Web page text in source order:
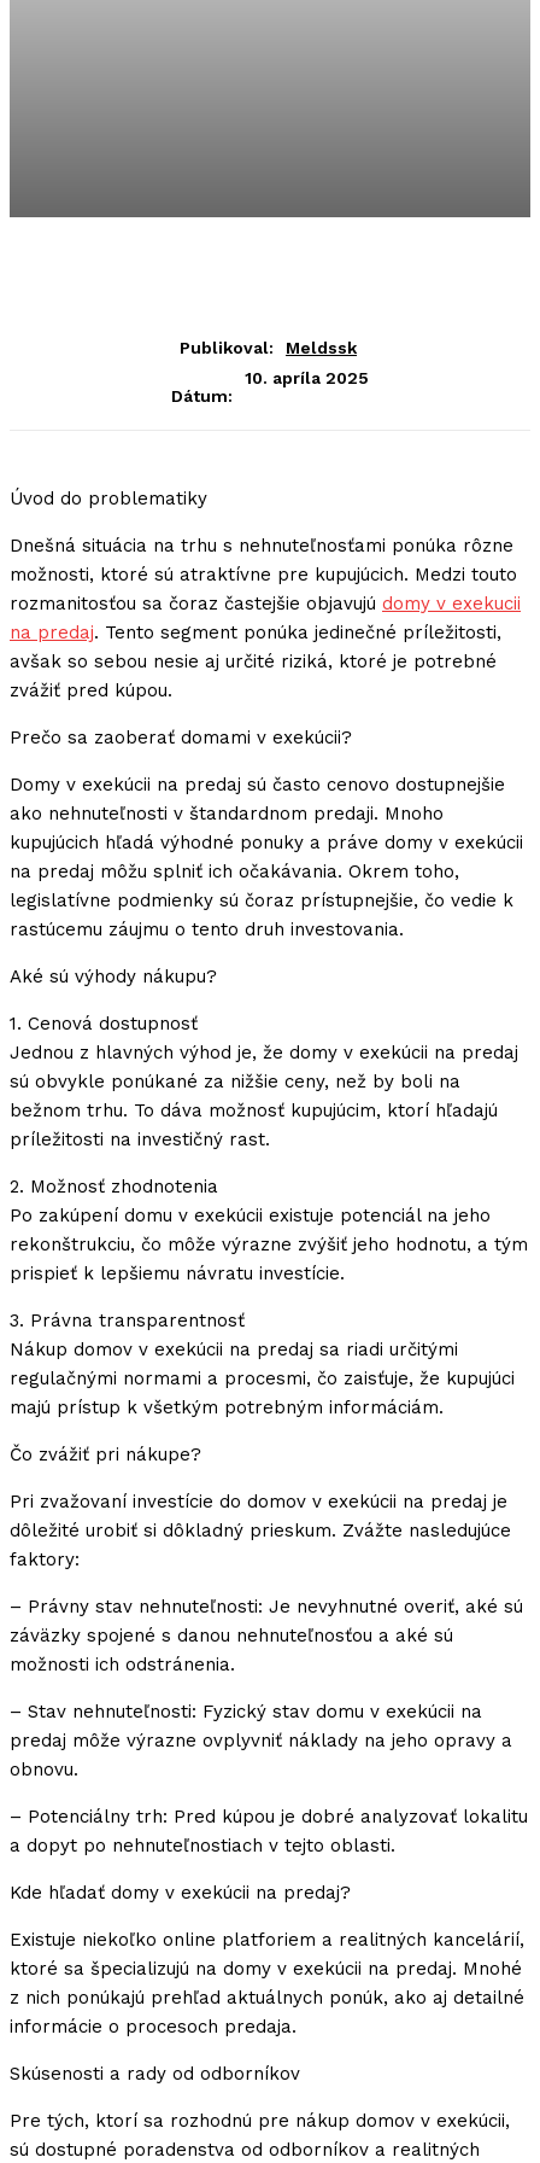
Publikoval: Meldssk
Dátum:
10. apríla 2025
Úvod do problematiky
Dnešná situácia na trhu s nehnuteľnosťami ponúka rôzne
možnosti, ktoré sú atraktívne pre kupujúcich. Medzi touto
rozmanitosťou sa čoraz častejšie objavujú domy v exekucii
na predaj. Tento segment ponúka jedinečné príležitosti,
avšak so sebou nesie aj určité riziká, ktoré je potrebné
zvážiť pred kúpou.
Prečo sa zaoberať domami v exekúcii?
Domy v exekúcii na predaj sú často cenovo dostupnejšie
ako nehnuteľnosti v štandardnom predaji. Mnoho
kupujúcich hľadá výhodné ponuky a práve domy v exekúcii
na predaj môžu splniť ich očakávania. Okrem toho,
legislatívne podmienky sú čoraz prístupnejšie, čo vedie k
rastúcemu záujmu o tento druh investovania.
Aké sú výhody nákupu?
1. Cenová dostupnosť
Jednou z hlavných výhod je, že domy v exekúcii na predaj
sú obvykle ponúkané za nižšie ceny, než by boli na
bežnom trhu. To dáva možnosť kupujúcim, ktorí hľadajú
príležitosti na investičný rast.
2. Možnosť zhodnotenia
Po zakúpení domu v exekúcii existuje potenciál na jeho
rekonštrukciu, čo môže výrazne zvýšiť jeho hodnotu, a tým
prispieť k lepšiemu návratu investície.
3. Právna transparentnosť
Nákup domov v exekúcii na predaj sa riadi určitými
regulačnými normami a procesmi, čo zaisťuje, že kupujúci
majú prístup k všetkým potrebným informáciám.
Čo zvážiť pri nákupe?
Pri zvažovaní investície do domov v exekúcii na predaj je
dôležité urobiť si dôkladný prieskum. Zvážte nasledujúce
faktory:
– Právny stav nehnuteľnosti: Je nevyhnutné overiť, aké sú
záväzky spojené s danou nehnuteľnosťou a aké sú
možnosti ich odstránenia.
– Stav nehnuteľnosti: Fyzický stav domu v exekúcii na
predaj môže výrazne ovplyvniť náklady na jeho opravy a
obnovu.
– Potenciálny trh: Pred kúpou je dobré analyzovať lokalitu
a dopyt po nehnuteľnostiach v tejto oblasti.
Kde hľadať domy v exekúcii na predaj?
Existuje niekoľko online platforiem a realitných kancelárií,
ktoré sa špecializujú na domy v exekúcii na predaj. Mnohé
z nich ponúkajú prehľad aktuálnych ponúk, ako aj detailné
informácie o procesoch predaja.
Skúsenosti a rady od odborníkov
Pre tých, ktorí sa rozhodnú pre nákup domov v exekúcii,
sú dostupné poradenstva od odborníkov a realitných